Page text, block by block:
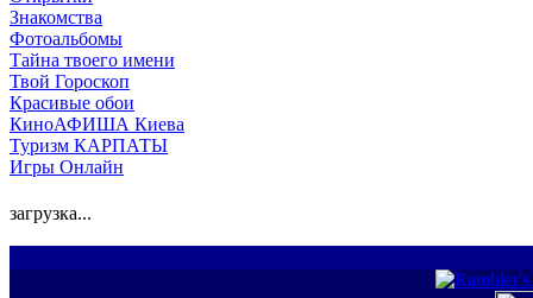
Знакомства
Фотоальбомы
Тайна твоего имени
Твой Гороскоп
Красивые обои
КиноАФИША Киева
Туризм КАРПАТЫ
Игры Онлайн
загрузка...